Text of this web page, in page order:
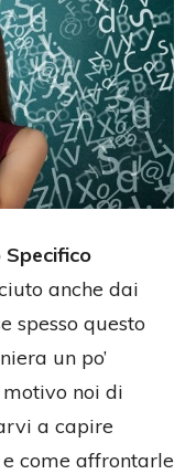
anche dai
spesso questo
un po’
noi di
a capire
e come affrontarle